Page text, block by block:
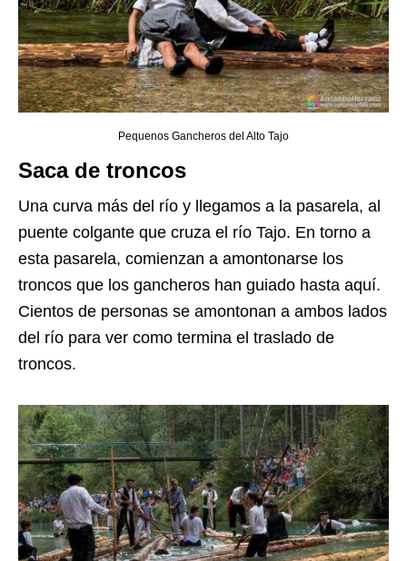
Pequenos Gancheros del Alto Tajo
Saca de troncos
Una curva más del río y llegamos a la pasarela, al
puente colgante que cruza el río Tajo. En torno a
esta pasarela, comienzan a amontonarse los
troncos que los gancheros han guiado hasta aquí.
Cientos de personas se amontonan a ambos lados
del río para ver como termina el traslado de
troncos.